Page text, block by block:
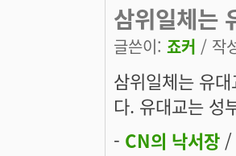
삼위일체는
글쓴이: 죠커 / 작
삼위일체는 유
다. 유대교는 성
- CN의 낙서장 /